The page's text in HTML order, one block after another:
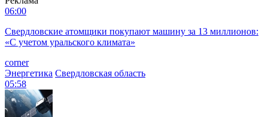
06:00
Свердловские атомщики покупают машину за 13 миллионов:
«С учетом уральского климата»
corner
Энергетика Свердловская область
05:58